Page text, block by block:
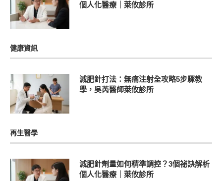
個人化醫療｜萊攸診所
健康資訊
減肥針打法：無痛注射全攻略5步驟教
學，吳芮醫師萊攸診所
再生醫學
減肥針劑量如何精準調控？3個祕訣解析
個人化醫療｜萊攸診所